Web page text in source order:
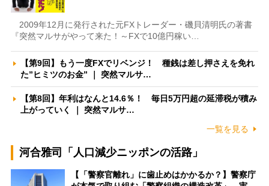
2009年12月に発行された元FXトレーダー・磯貝清明氏の著書
『突然マルサがやって来た！～FXで10億円稼い…
【第9回】もう一度FXでリベンジ！ 種銭は差し押さえを免れ
た”ヒミツのお金” ｜ 突然マルサ…
【第8回】年利はなんと14.6％！ 毎日5万円超の延滞税が積み
上がっていく ｜ 突然マルサ…
一覧を見る
河合雅司「人口減少ニッポンの活路」
【「警察官離れ」に歯止めはかかるか？】警察庁